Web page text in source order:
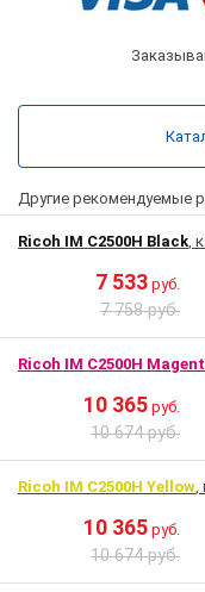
Другие рекомендуемые
Ricoh IM C2500H Black,
7 533 руб.
7 758 руб.
Ricoh IM C2500H
10 365 руб.
10 674 руб.
Ricoh IM C2500H Yellow,
10 365 руб.
10 674 руб.